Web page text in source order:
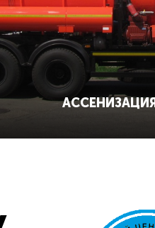
АССЕНИЗАЦИЯ